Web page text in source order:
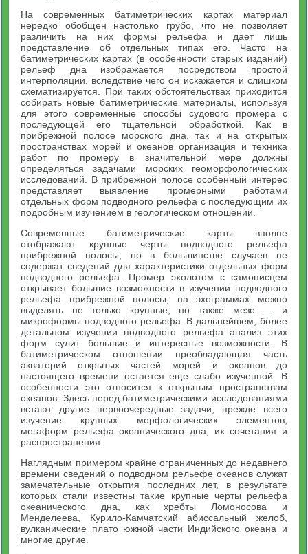
На современных батиметрических картах материал
нередко обобщен настолько грубо, что не позволяет
различить на них формы рельефа и дает лишь
представление об отдельных типах его. Часто на
батиметрических картах (в особенности старых изданий)
рельеф дна изображается посредством простой
интерполяции, вследствие чего он искажается и слишком
схематизируется. При таких обстоятельствах приходится
собирать новые батиметрические материалы, используя
для этого современные способы судового промера с
последующей его тщательной обработкой. Как в
прибрежной полосе морского дна, так и на открытых
пространствах морей и океанов организация и техника
работ по промеру в значительной мере должны
определяться задачами морских геоморфологических
исследований. В прибрежной полосе особенный интерес
представляет выявление промерными работами
отдельных форм подводного рельефа с последующим их
подробным изучением в геологическом отношении.
Современные батиметрические карты вполне
отображают крупные черты подводного рельефа
прибрежной полосы, но в большинстве случаев не
содержат сведений для характеристики отдельных форм
подводного рельефа. Промер эхолотом с самописцем
открывает большие возможности в изучении подводного
рельефа прибрежной полосы; на эхограммах можно
выделять не только крупные, но также мезо — и
микроформы подводного рельефа. В дальнейшем, более
детальном изучении подводного рельефа анализ этих
форм сулит большие и интересные возможности. В
батиметрическом отношении преобладающая часть
акваторий открытых частей морей и океанов до
настоящего времени остается еще слабо изученной. В
особенности это относится к открытым пространствам
океанов. Здесь перед батиметрическими исследованиями
встают другие первоочередные задачи, прежде всего
изучение крупных морфологических элементов,
мегаформ рельефа океанического дна, их сочетания и
распространения.
Наглядным примером крайне ограниченных до недавнего
времени сведений о подводном рельефе океанов служат
замечательные открытия последних лет, в результате
которых стали известны такие крупные черты рельефа
океанического дна, как хребты Ломоносова и
Менделеева, Курило-Камчатский абиссальный желоб,
вулканические плато южной части Индийского океана и
многие другие.